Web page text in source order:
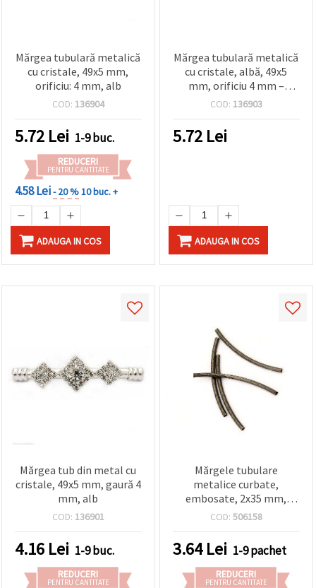
Mărgea tubulară metalică
cu cristale, 49x5 mm,
orificiu: 4 mm, alb
COD: 136904
5.72 Lei 1-9 buc.
REDUCERI
PENTRU CANTITATE
4.58 Lei- 20 %10 buc. +
ADAUGA IN COS
Mărgea tubulară metalică
cu cristale, albă, 49x5
mm, orificiu 4 mm –
Stilată, perfectă pentru
modă
COD: 136903
5.72 Lei
ADAUGA IN COS
Mărgea tub din metal cu
cristale, 49x5 mm, gaură 4
mm, alb
COD: 136901
4.16 Lei 1-9 buc.
REDUCERI
PENTRU CANTITATE
Mărgele tubulare
metalice curbate,
embosate, 2x35 mm,
culoare bronz antic – 20
COD: 506158
3.64Lei 1-9 pachet
REDUCERI
PENTRU CANTITATE